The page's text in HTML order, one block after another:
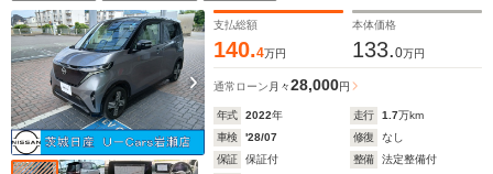
支払総額
140.4万円
本体価格
133.0万円
通常ローン 月々28,000円
年式 2022年 走行 1.7万km
車検
'28/07 修復
なし
保証
保証付 整備
法定整備付